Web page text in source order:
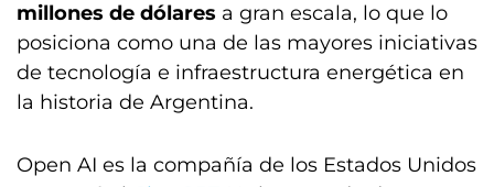
millones de dólares a gran escala, lo que lo
posiciona como una de las mayores iniciativas
de tecnología e infraestructura energética en
la historia de Argentina.
Open AI es la compañía de los Estados Unidos